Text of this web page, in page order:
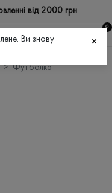
від 2000 грн
0
Футболка
Ви знову